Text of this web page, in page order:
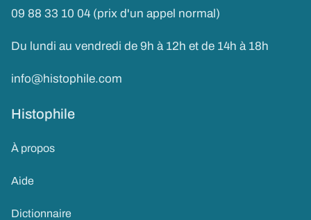
09 88 33 10 04 (prix d'un appel normal)
Du lundi au vendredi de 9h à 12h et de 14h à 18h
info@histophile.com
Histophile
À propos
Aide
Dictionnaire